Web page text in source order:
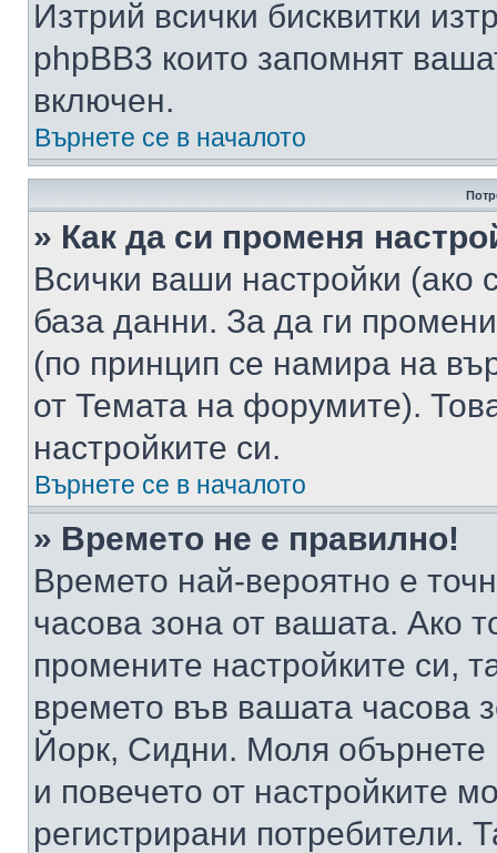
Изтрий всички бисквитки
phpBB3 които запомнят
включен.
Върнете се в началото
» Как да си променя
Всички ваши настройки (ако
база данни. За да ги
(по принцип се намира на
от Темата на форумите).
настройките си.
Върнете се в началото
» Времето не е правилно!
Времето най-вероятно е
часова зона от вашата. Ако
промените настройките си,
времето във вашата
Йорк, Сидни. Моля обърнете
и повечето от настройките
регистрирани потребители.